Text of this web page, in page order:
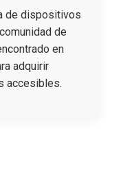
de dispositivos
de
en
adquirir
accesibles.